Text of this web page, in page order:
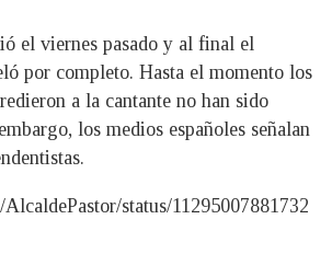
el viernes pasado y al final el
por completo. Hasta el momento los
a la cantante no han sido
los medios españoles señalan
status/11295007881732